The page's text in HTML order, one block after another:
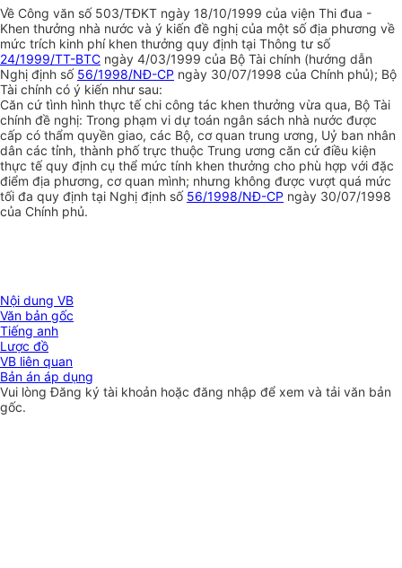
Về Công văn số 503/TĐKT ngày 18/10/1999 của viện Thi đua -
Khen thưởng nhà nước và ý kiến đề nghị của một số địa phương về
mức trích kinh phí khen thưởng quy định tại Thông tư số
24/1999/TT-BTC ngày 4/03/1999 của Bộ Tài chính (hướng dẫn
Nghị định số 56/1998/NĐ-CP ngày 30/07/1998 của Chính phủ); Bộ
Tài chính có ý kiến như sau:
Căn cứ tình hình thực tế chi công tác khen thưởng vừa qua, Bộ Tài
chính đề nghị: Trong phạm vi dự toán ngân sách nhà nước được
cấp có thẩm quyền giao, các Bộ, cơ quan trung ương, Uỷ ban nhân
dân các tỉnh, thành phố trực thuộc Trung ương căn cứ điều kiện
thực tế quy định cụ thể mức tính khen thưởng cho phù hợp với đặc
điểm địa phương, cơ quan mình; nhưng không được vượt quá mức
tối đa quy định tại Nghị định số 56/1998/NĐ-CP ngày 30/07/1998
của Chính phủ.
Nội dung VB
Văn bản gốc
Tiếng anh
Lược đồ
VB liên quan
Bản án áp dụng
Vui lòngĐăng ký tài khoản hoặc đăng nhập để xem và tải văn bản
gốc.